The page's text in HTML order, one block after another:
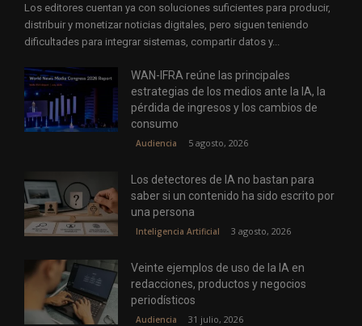
Los editores cuentan ya con soluciones suficientes para producir,
distribuir y monetizar noticias digitales, pero siguen teniendo
dificultades para integrar sistemas, compartir datos y...
WAN-IFRA reúne las principales
estrategias de los medios ante la IA, la
pérdida de ingresos y los cambios de
consumo
Audiencia 5 agosto, 2026
Los detectores de IA no bastan para
saber si un contenido ha sido escrito por
una persona
Inteligencia Artificial 3 agosto, 2026
Veinte ejemplos de uso de la IA en
redacciones, productos y negocios
periodísticos
Audiencia 31 julio, 2026